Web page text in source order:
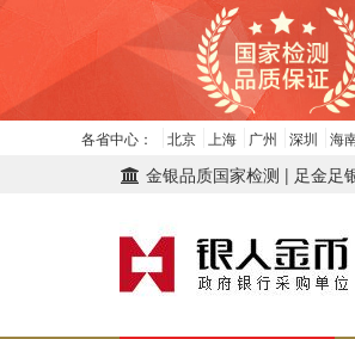
各省中心： 北京 上海 广州 深圳 海
金银品质国家检测 | 足金足